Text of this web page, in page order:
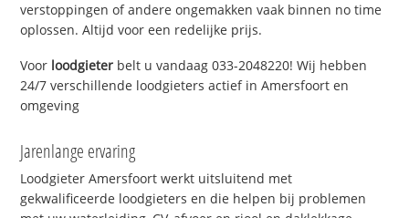
verstoppingen of andere ongemakken vaak binnen no time
oplossen. Altijd voor een redelijke prijs.
Voor loodgieter belt u vandaag 033-2048220! Wij hebben
24/7 verschillende loodgieters actief in Amersfoort en
omgeving
Jarenlange ervaring
Loodgieter Amersfoort werkt uitsluitend met
gekwalificeerde loodgieters en die helpen bij problemen